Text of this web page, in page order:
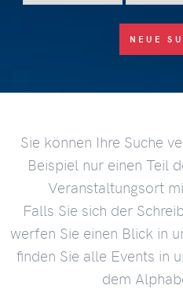
NEUE
Sie können Ihre Suche
Beispiel nur einen Teil
Veranstaltungsort
Falls Sie sich der
werfen Sie einen Blick in
finden Sie alle Events in
dem